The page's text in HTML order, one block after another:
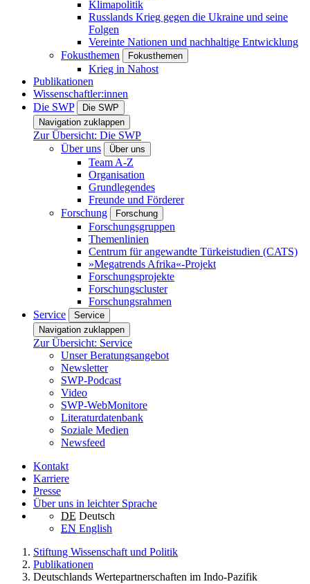
Klimapolitik
Russlands Krieg gegen die Ukraine und seine
Folgen
Vereinte Nationen und nachhaltige Entwicklung
Fokusthemen
Fokusthemen
Krieg in Nahost
Publikationen
Wissenschaftler:innen
Die SWP
Die SWP
Navigation zuklappen
Zur Übersicht: Die SWP
Über uns
Über uns
Team A-Z
Organisation
Grundlegendes
Freunde und Förderer
Forschung
Forschung
Forschungsgruppen
Themenlinien
Centrum für angewandte Türkeistudien (CATS)
»Megatrends Afrika«-Projekt
Forschungsprojekte
Forschungscluster
Forschungsrahmen
Service
Service
Navigation zuklappen
Zur Übersicht: Service
Unser Beratungsangebot
Newsletter
SWP-Podcast
Video
SWP-WebMonitore
Literaturdatenbank
Soziale Medien
Newsfeed
Kontakt
Karriere
Presse
Über uns in leichter Sprache
DE Deutsch
EN English
Stiftung Wissenschaft und Politik
Publikationen
Deutschlands Wertepartnerschaften im Indo‑Pazifik